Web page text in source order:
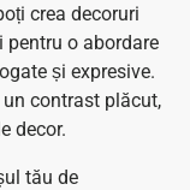
crea decoruri
pentru o abordare
și expresive.
contrast plăcut,
decor.
tău de